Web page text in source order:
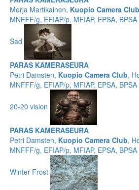
Merja Martikainen, Kuopio Camera Club
MNFFF/g, EFIAP/p, MFIAP, EPSA,
Sad
PARAS KAMERASEURA
Petri Damsten, Kuopio Camera Club,
MNFFF/g, EFIAP/p, MFIAP, EPSA,
20-20 vision
PARAS KAMERASEURA
Petri Damsten, Kuopio Camera Club,
MNFFF/g, EFIAP/p, MFIAP, EPSA,
Winter Frost